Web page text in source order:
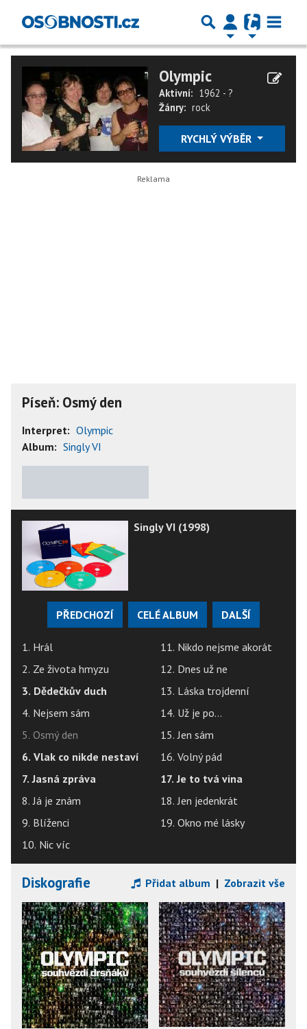
Olympic
Aktivní: 1962 - ?
Žánry: rock
RYCHLÝ VÝBĚR
Píseň: Osmý den
Interpret: Olympic
Album: Singly VI
Singly VI (1998)
PŘEDCHOZÍ CELÉ ALBUM DALŠÍ
1. Hrál
2. Ze života hmyzu
3. Dědečkův duch
4. Nejsem sám
5. Osmý den
6. Vlak co nikde nestaví
7. Jasná zpráva
8. Já je znám
9. Blíženci
10. Nic víc
11. Nikdo nejsme akorát
12. Dnes už ne
13. Láska trojdenní
14. Už je po...
15. Jen sám
16. Volný pád
17. Je to tvá vina
18. Jen jedenkrát
19. Okno mé lásky
Diskografie Přidat album | Zobrazit vše